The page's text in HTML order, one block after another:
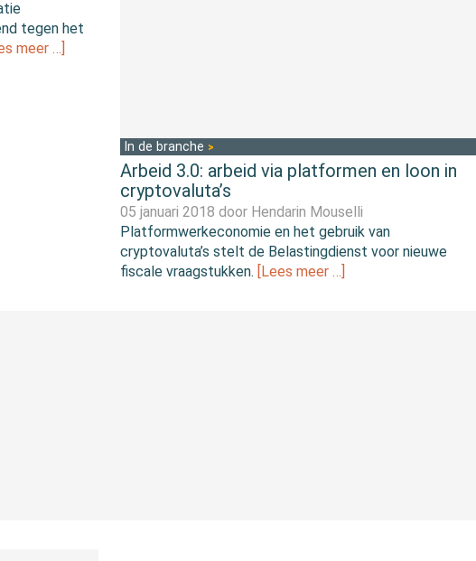
tegen het
meer …]
In de branche
Arbeid 3.0: arbeid via platformen en loon in
cryptovaluta’s
05 januari 2018 door Hendarin Mouselli
Platformwerkeconomie en het gebruik van
cryptovaluta’s stelt de Belastingdienst voor nieuwe
fiscale vraagstukken.
[Lees meer …]